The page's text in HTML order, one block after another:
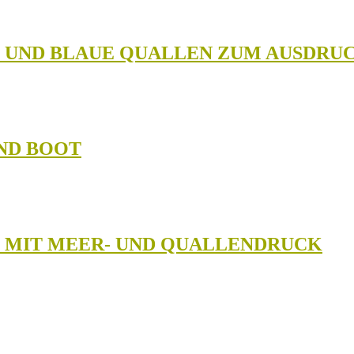
BLAUE QUALLEN ZUM
BOOT
MEER- UND QUALLENDRUCK